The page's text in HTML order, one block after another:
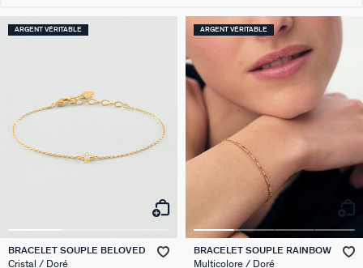
ARGENT VÉRITABLE
BRACELET SOUPLE BELOVED
Cristal / Doré
ARGENT VÉRITABLE
BRACELET SOUPLE RAINBOW
Multicolore / Doré